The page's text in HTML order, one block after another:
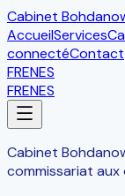
Cabinet
AccueilServices
connectéContact
FRENES
FRENES
Cabinet
commissariat